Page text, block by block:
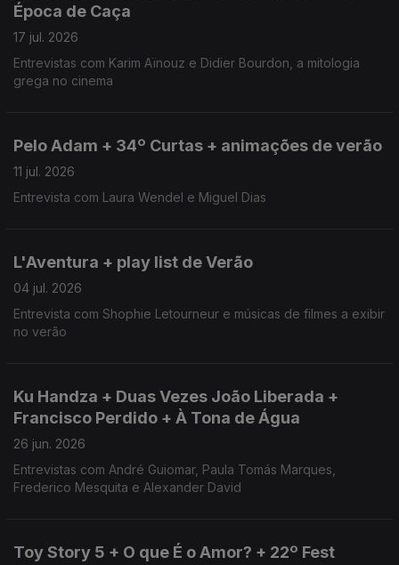
Época de Caça
17 jul. 2026
Entrevistas com Karim Aïnouz e Didier Bourdon, a mitologia
grega no cinema
Pelo Adam + 34º Curtas + animações de verão
11 jul. 2026
Entrevista com Laura Wendel e Miguel Dias
L'Aventura + play list de Verão
04 jul. 2026
Entrevista com Shophie Letourneur e músicas de filmes a exibir
no verão
Ku Handza + Duas Vezes João Liberada +
Francisco Perdido + À Tona de Água
26 jun. 2026
Entrevistas com André Guiomar, Paula Tomás Marques,
Frederico Mesquita e Alexander David
Toy Story 5 + O que É o Amor? + 22º Fest